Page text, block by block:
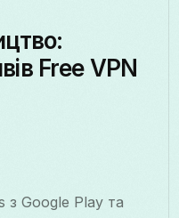
Free VPN
з Google Play та